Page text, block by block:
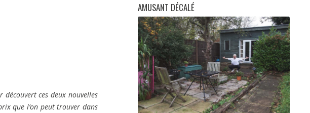
découvert ces deux nouvelles
que l’on peut trouver dans
AMUSANT DÉCALÉ